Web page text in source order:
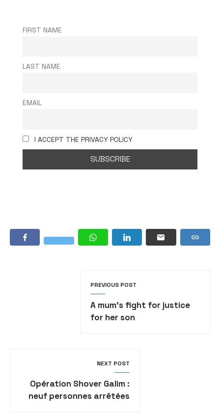
FIRST NAME
LAST NAME
EMAIL
I ACCEPT THE PRIVACY POLICY
PREVIOUS POST
A mum’s fight for justice
for her son
NEXT POST
Opération Shover Galim :
neuf personnes arrêtées